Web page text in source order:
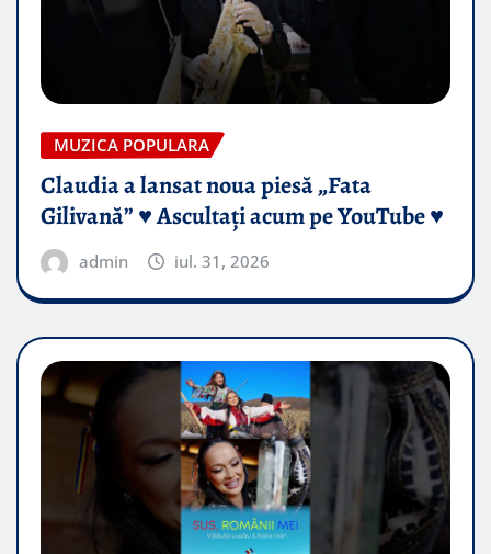
MUZICA POPULARA
Claudia a lansat noua piesă „Fata
Gilivană” ♥️ Ascultați acum pe YouTube ♥️
admin iul. 31, 2026